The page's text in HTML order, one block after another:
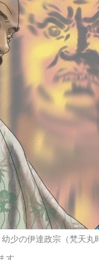
幼少の伊達政宗（梵天丸